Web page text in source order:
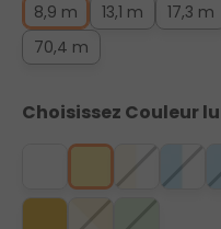
8,9 m 13,1 m 17,3 m
70,4 m
Choisissez Couleur